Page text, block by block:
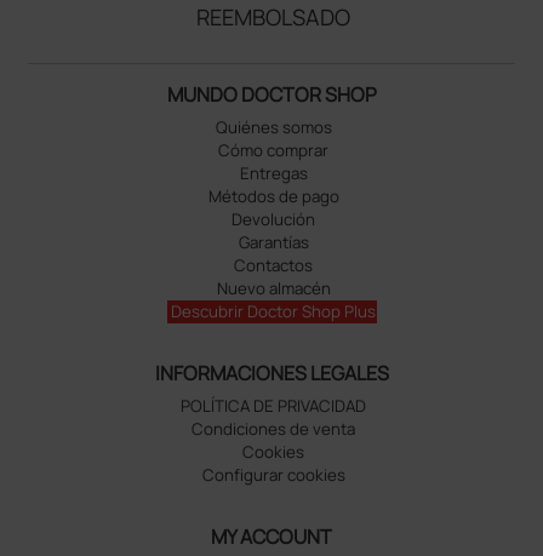
REEMBOLSADO
MUNDO DOCTOR SHOP
Quiénes somos
Cómo comprar
Entregas
Métodos de pago
Devolución
Garantías
Contactos
Nuevo almacén
Descubrir Doctor Shop Plus
INFORMACIONES LEGALES
POLÍTICA DE PRIVACIDAD
Condiciones de venta
Cookies
Configurar cookies
MY ACCOUNT